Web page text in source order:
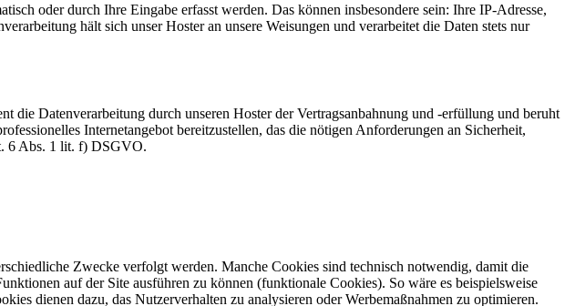
oder durch Ihre Eingabe erfasst werden. Das können insbesondere sein: Ihre IP-Adresse,
hält sich unser Hoster an unsere Weisungen und verarbeitet die Daten stets nur
die Datenverarbeitung durch unseren Hoster der Vertragsanbahnung und -erfüllung und beruht
Internetangebot bereitzustellen, das die nötigen Anforderungen an Sicherheit,
6 Abs. 1 lit. f) DSGVO.
Zwecke verfolgt werden. Manche Cookies sind technisch notwendig, damit die
auf der Site ausführen zu können (funktionale Cookies). So wäre es beispielsweise
dienen dazu, das Nutzerverhalten zu analysieren oder Werbemaßnahmen zu optimieren.